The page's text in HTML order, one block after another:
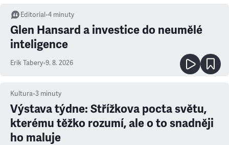
Editorial •4 minuty
Glen Hansard a investice do neumělé
inteligence
Erik Tabery•9. 8. 2026
Kultura•3 minuty
Výstava týdne: Střížkova pocta světu,
kterému těžko rozumí, ale o to snadněji
ho maluje